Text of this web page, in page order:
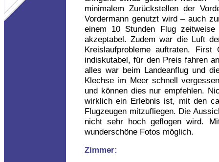
minimalem Zurückstellen der
Vordermann genutzt wird – auch
einem 10 Stunden Flug
akzeptabel. Zudem war die Luft
Kreislaufprobleme auftraten.
indiskutabel, für den Preis fahren
alles war beim Landeanflug und
Klechse im Meer schnell
und können dies nur empfehlen.
wirklich ein Erlebnis ist, mit den
Flugzeugen mitzufliegen. Die
nicht sehr hoch geflogen wird.
wunderschöne Fotos möglich.
Zimmer: